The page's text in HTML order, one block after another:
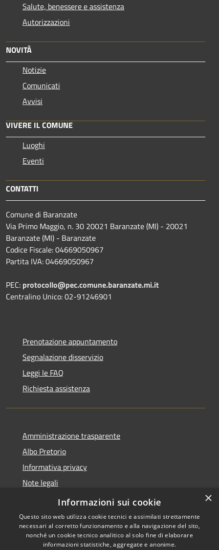
Salute, benessere e assistenza
Autorizzazioni
NOVITÀ
Notizie
Comunicati
Avvisi
VIVERE IL COMUNE
Luoghi
Eventi
CONTATTI
Comune di Baranzate
Via Primo Maggio, n. 30 20021 Baranzate (MI) - 20021
Baranzate (MI) - Baranzate
Codice Fiscale: 04669050967
Partita IVA: 04669050967
PEC: protocollo@pec.comune.baranzate.mi.it
Centralino Unico: 02-91246901
Prenotazione appuntamento
Segnalazione disservizio
Leggi le FAQ
Richiesta assistenza
Amministrazione trasparente
Albo Pretorio
Informativa privacy
Note legali
Dichiarazione di accessibilità
Copyright © 2026 • Comune di
×
Informazioni sui cookie
Questo sito web utilizza cookie tecnici e assimilati strettamente
necessari al corretto funzionamento e alla navigazione del sito,
nonché un cookie tecnico analitico al solo fine di elaborare
informazioni statistiche, aggregate e anonime.